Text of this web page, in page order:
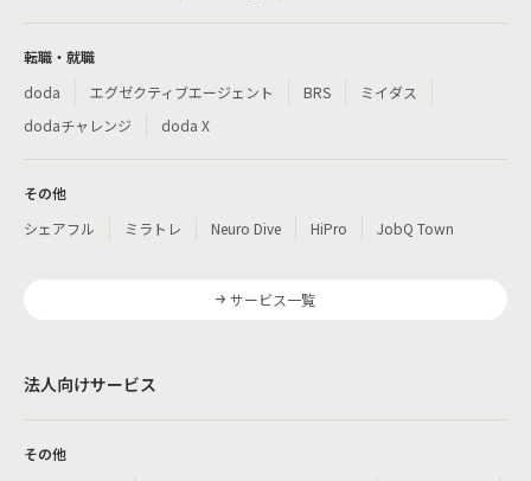
転職・就職
doda
エグゼクティブエージェント BRS
ミイダス
dodaチャレンジ
doda X
その他
シェアフル
ミラトレ Neuro Dive HiPro JobQ Town
サービス一覧
法人向けサービス
その他